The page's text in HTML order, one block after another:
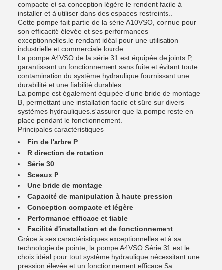
compacte et sa conception légère le rendent facile à
installer et à utiliser dans des espaces restreints..
Cette pompe fait partie de la série A10VSO, connue pour
son efficacité élevée et ses performances
exceptionnelles.le rendant idéal pour une utilisation
industrielle et commerciale lourde.
La pompe A4VSO de la série 31 est équipée de joints P,
garantissant un fonctionnement sans fuite et évitant toute
contamination du système hydraulique.fournissant une
durabilité et une fiabilité durables.
La pompe est également équipée d'une bride de montage
B, permettant une installation facile et sûre sur divers
systèmes hydrauliques.s'assurer que la pompe reste en
place pendant le fonctionnement.
Principales caractéristiques
Fin de l'arbre P
R direction de rotation
Série 30
Sceaux P
Une bride de montage
Capacité de manipulation à haute pression
Conception compacte et légère
Performance efficace et fiable
Facilité d'installation et de fonctionnement
Grâce à ses caractéristiques exceptionnelles et à sa
technologie de pointe, la pompe A4VSO Série 31 est le
choix idéal pour tout système hydraulique nécessitant une
pression élevée et un fonctionnement efficace.Sa